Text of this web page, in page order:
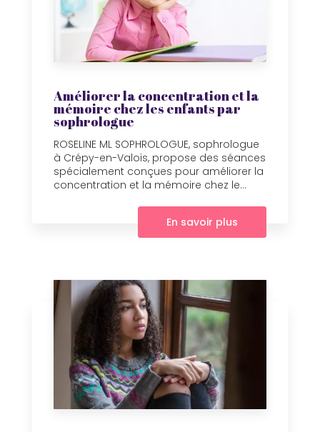
Améliorer la concentration et la
mémoire chez les enfants par
sophrologue
ROSELINE ML SOPHROLOGUE, sophrologue
à Crépy-en-Valois, propose des séances
spécialement conçues pour améliorer la
concentration et la mémoire chez le...
En savoir plus